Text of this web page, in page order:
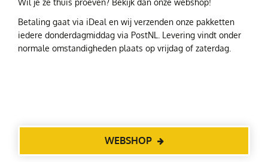
Betaling gaat via iDeal en wij verzenden onze pakketten
iedere donderdagmiddag via PostNL. Levering vindt onder
normale omstandigheden plaats op vrijdag of zaterdag.
WEBSHOP